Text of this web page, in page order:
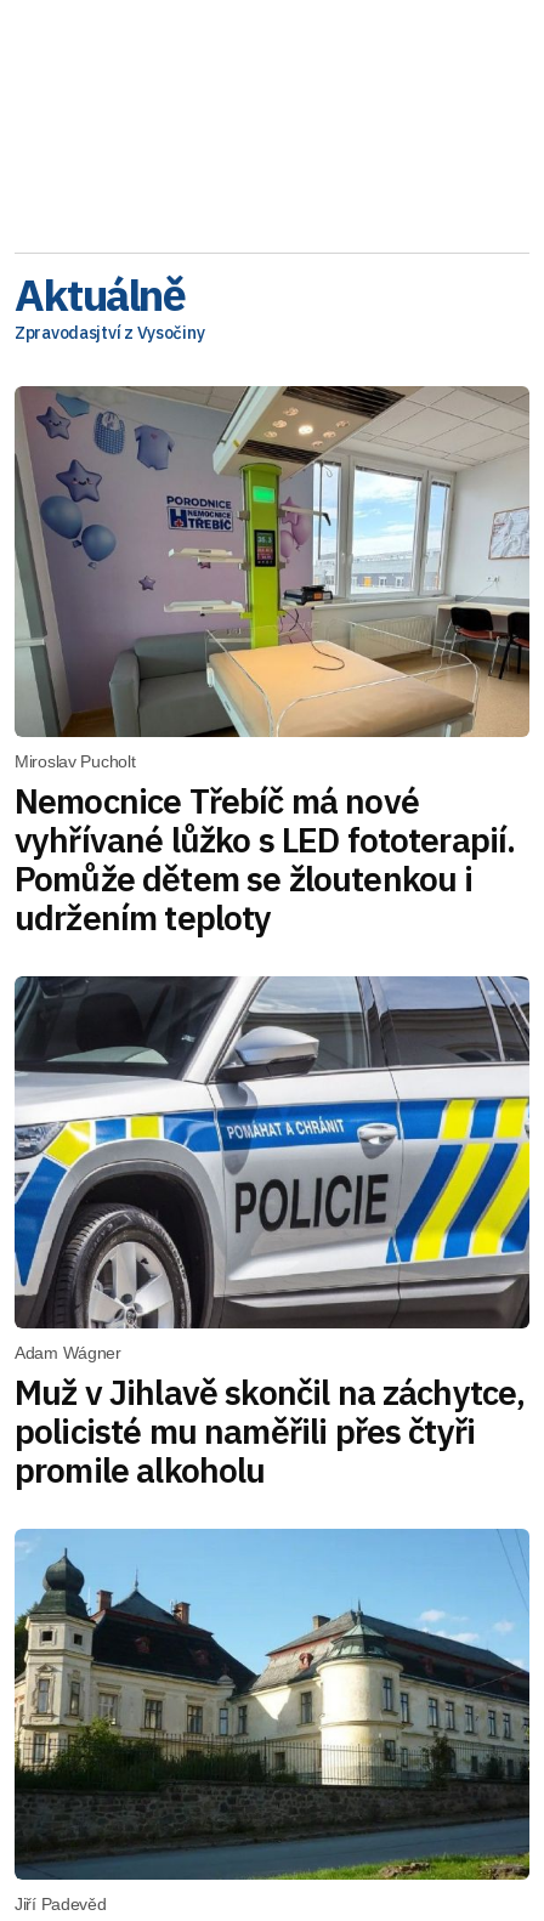
Aktuálně
Zpravodasjtví z Vysočiny
Miroslav Pucholt
Nemocnice Třebíč má nové
vyhřívané lůžko s LED fototerapií.
Pomůže dětem se žloutenkou i
udržením teploty
Adam Wágner
Muž v Jihlavě skončil na záchytce,
policisté mu naměřili přes čtyři
promile alkoholu
Jiří Padevěd